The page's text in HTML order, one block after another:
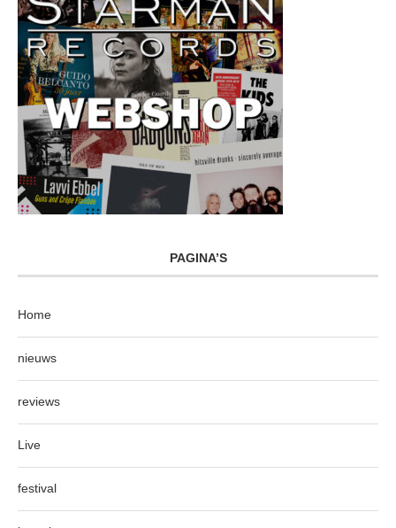
PAGINA’S
Home
nieuws
reviews
Live
festival